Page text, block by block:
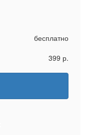
бесплатно
399 р.